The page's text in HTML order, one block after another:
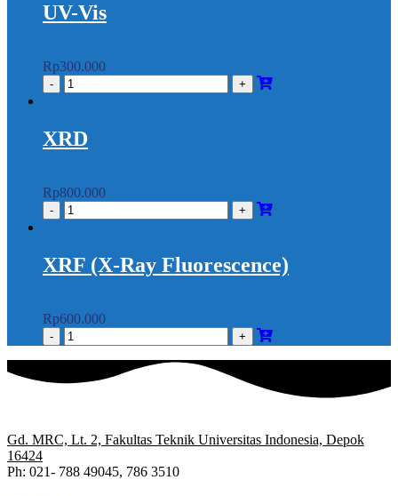
UV-Vis
Rp300.000
XRD
Rp800.000
XRF (X-Ray Fluorescence)
Rp600.000
Gd. MRC, Lt. 2, Fakultas Teknik Universitas Indonesia, Depok
16424
Ph: 021- 788 49045, 786 3510